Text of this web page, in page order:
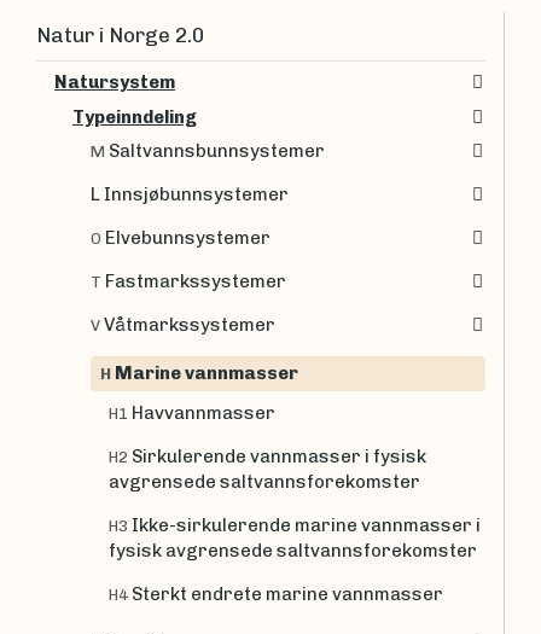
Natur i Norge 2.0
Natursystem
Typeinndeling
M Saltvannsbunnsystemer
L Innsjøbunnsystemer
O Elvebunnsystemer
T Fastmarkssystemer
V Våtmarkssystemer
H Marine vannmasser
H1 Havvannmasser
H2 Sirkulerende vannmasser i fysisk
avgrensede saltvannsforekomster
H3 Ikke-sirkulerende marine vannmasser i
fysisk avgrensede saltvannsforekomster
H4 Sterkt endrete marine vannmasser